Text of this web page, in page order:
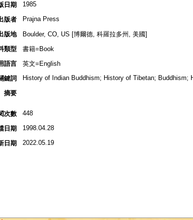
日期
1985
版者 Prajna Press
版地
Boulder, CO, US [博爾德, 科羅拉多州, 美國]
類型
書籍=Book
語言
英文=English
鍵詞
History of Indian Buddhism; History of Tibetan; Buddhism;
摘要
次數 448
日期 1998.04.28
日期 2022.05.19